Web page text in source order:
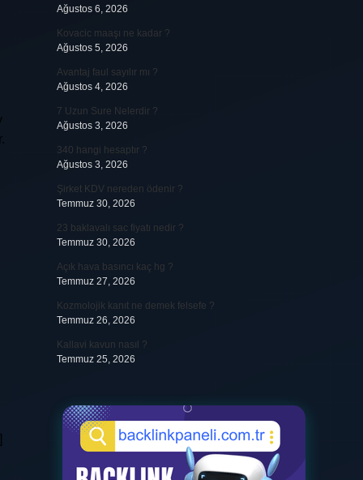
Ağustos 6, 2026
Kovacic maaşı ne kadar ?
Ağustos 5, 2026
Avantaj faul sayılır mı ?
Ağustos 4, 2026
7 Uzun Sure Nelerdir ?
Ağustos 3, 2026
340 hangi hesaptır ?
Ağustos 3, 2026
Şirket KDV nereden ödenir ?
Temmuz 30, 2026
23 baklavalı sac fiyatı nedir ?
Temmuz 30, 2026
Açık hava basıncı kaç hg ?
Temmuz 27, 2026
Kozmolojik kanıt ne demek felsefe ?
Temmuz 26, 2026
Kallavi kavun nasıl ?
Temmuz 25, 2026